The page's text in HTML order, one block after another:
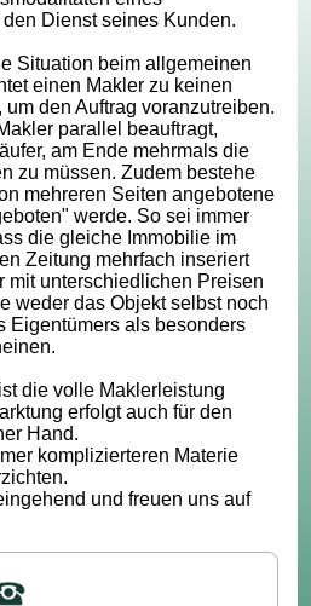
Dienst seines Kunden.
Situation beim allgemeinen
einen Makler zu keinen
den Auftrag voranzutreiben.
parallel beauftragt,
am Ende mehrmals die
zu müssen. Zudem bestehe
mehreren Seiten angebotene
werde. So sei immer
die gleiche Immobilie im
Zeitung mehrfach inseriert
mit unterschiedlichen Preisen
weder das Objekt selbst noch
Eigentümers als besonders
die volle Maklerleistung
erfolgt auch für den
Hand.
komplizierteren Materie
und freuen uns auf